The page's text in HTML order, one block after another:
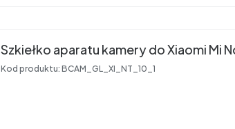
Szkiełko aparatu kamery do Xiaomi Mi
Kod produktu: BCAM_GL_XI_NT_10_1